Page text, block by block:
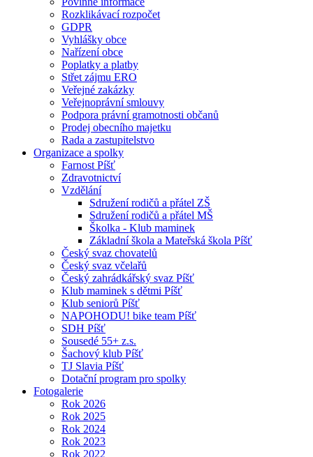
Rozklikávací rozpočet
GDPR
Vyhlášky obce
Nařízení obce
Poplatky a platby
Střet zájmu ERO
Veřejné zakázky
Veřejnoprávní smlouvy
Podpora právní gramotnosti občanů
Prodej obecního majetku
Rada a zastupitelstvo
Organizace a spolky
Farnost Píšť
Zdravotnictví
Vzdělání
Sdružení rodičů a přátel ZŠ
Sdružení rodičů a přátel MŠ
Školka - Klub maminek
Základní škola a Mateřská škola Píšť
Český svaz chovatelů
Český svaz včelařů
Český zahrádkářský svaz Píšť
Klub maminek s dětmi Píšť
Klub seniorů Píšť
NAPOHODU! bike team Píšť
SDH Píšť
Sousedé 55+ z.s.
Šachový klub Píšť
TJ Slavia Píšť
Dotační program pro spolky
Fotogalerie
Rok 2026
Rok 2025
Rok 2024
Rok 2023
Rok 2022